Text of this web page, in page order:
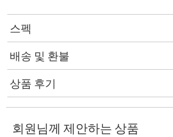
스펙
배송 및 환불
상품 후기
회원님께 제안하는 상품